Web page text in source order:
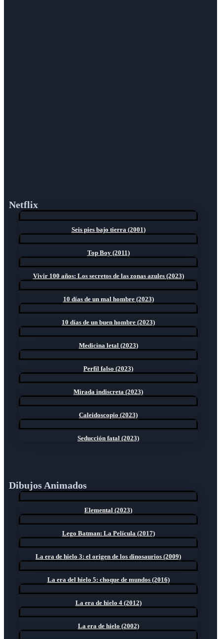
Netflix
Seis pies bajo tierra (2001)
Top Boy (2011)
Vivir 100 años: Los secretos de las zonas azules (2023)
10 días de un mal hombre (2023)
10 días de un buen hombre (2023)
Medicina letal (2023)
Perfil falso (2023)
Mirada indiscreta (2023)
Caleidoscopio (2023)
Seducción fatal (2023)
Dibujos Animados
Elemental (2023)
Lego Batman: La Película (2017)
La era de hielo 3: el origen de los dinosaurios (2009)
La era del hielo 5: choque de mundos (2016)
La era de hielo 4 (2012)
La era de hielo (2002)